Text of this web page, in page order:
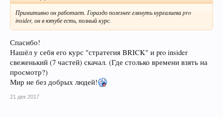
Примитивно он работает. Гораздо полезнее глянуть нургалиева pro
insider, он в ютубе есть, полный курс.
Спасибо!
Нашёл у себя его курс "стратегия BRICK" и pro insider
свеженький (7 частей) скачал. (Где столько времени взять на
просмотр?)
Мир не без добрых людей!
21 дек 2017